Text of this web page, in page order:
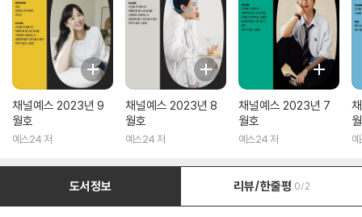
채널예스 2023년 9
월호
예스24 저
채널예스 2023년 8
월호
예스24 저
채널예스 2023년 7
월호
예스24 저
도서정보 리뷰/한줄평 0/2